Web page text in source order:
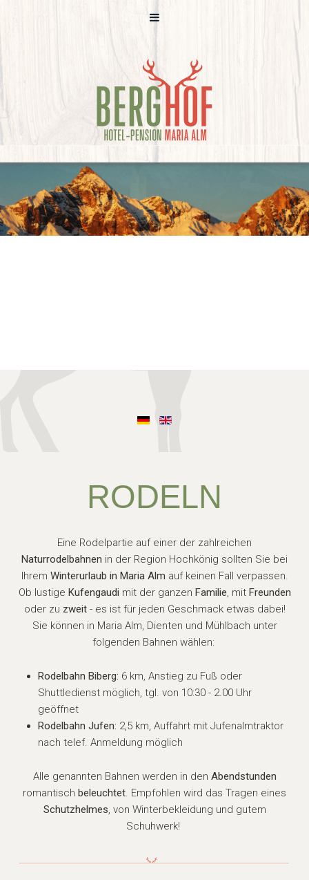
RODELN
Eine Rodelpartie auf einer der zahlreichen
Naturrodelbahnen in der Region Hochkönig sollten Sie bei
Ihrem Winterurlaub in Maria Alm auf keinen Fall verpassen.
Ob lustige Kufengaudi mit der ganzen Familie, mit Freunden
oder zu zweit- es ist für jeden Geschmack etwas dabei!
Sie können in Maria Alm, Dienten und Mühlbach unter
folgenden Bahnen wählen:
Rodelbahn Biberg: 6 km, Anstieg zu Fuß oder
Shuttledienst möglich, tgl. von 10:30 - 2.00 Uhr
geöffnet
Rodelbahn Jufen: 2,5 km, Auffahrt mit Jufenalmtraktor
nach telef. Anmeldung möglich
Alle genannten Bahnen werden in den Abendstunden
romantisch beleuchtet. Empfohlen wird das Tragen eines
Schutzhelmes, von Winterbekleidung und gutem
Schuhwerk!